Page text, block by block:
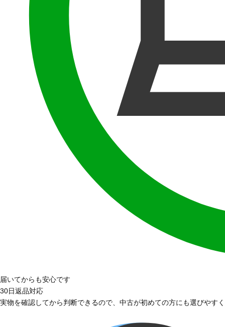
届いてからも安心です
30日返品対応
実物を確認してから判断できるので、中古が初めての方にも選びやす